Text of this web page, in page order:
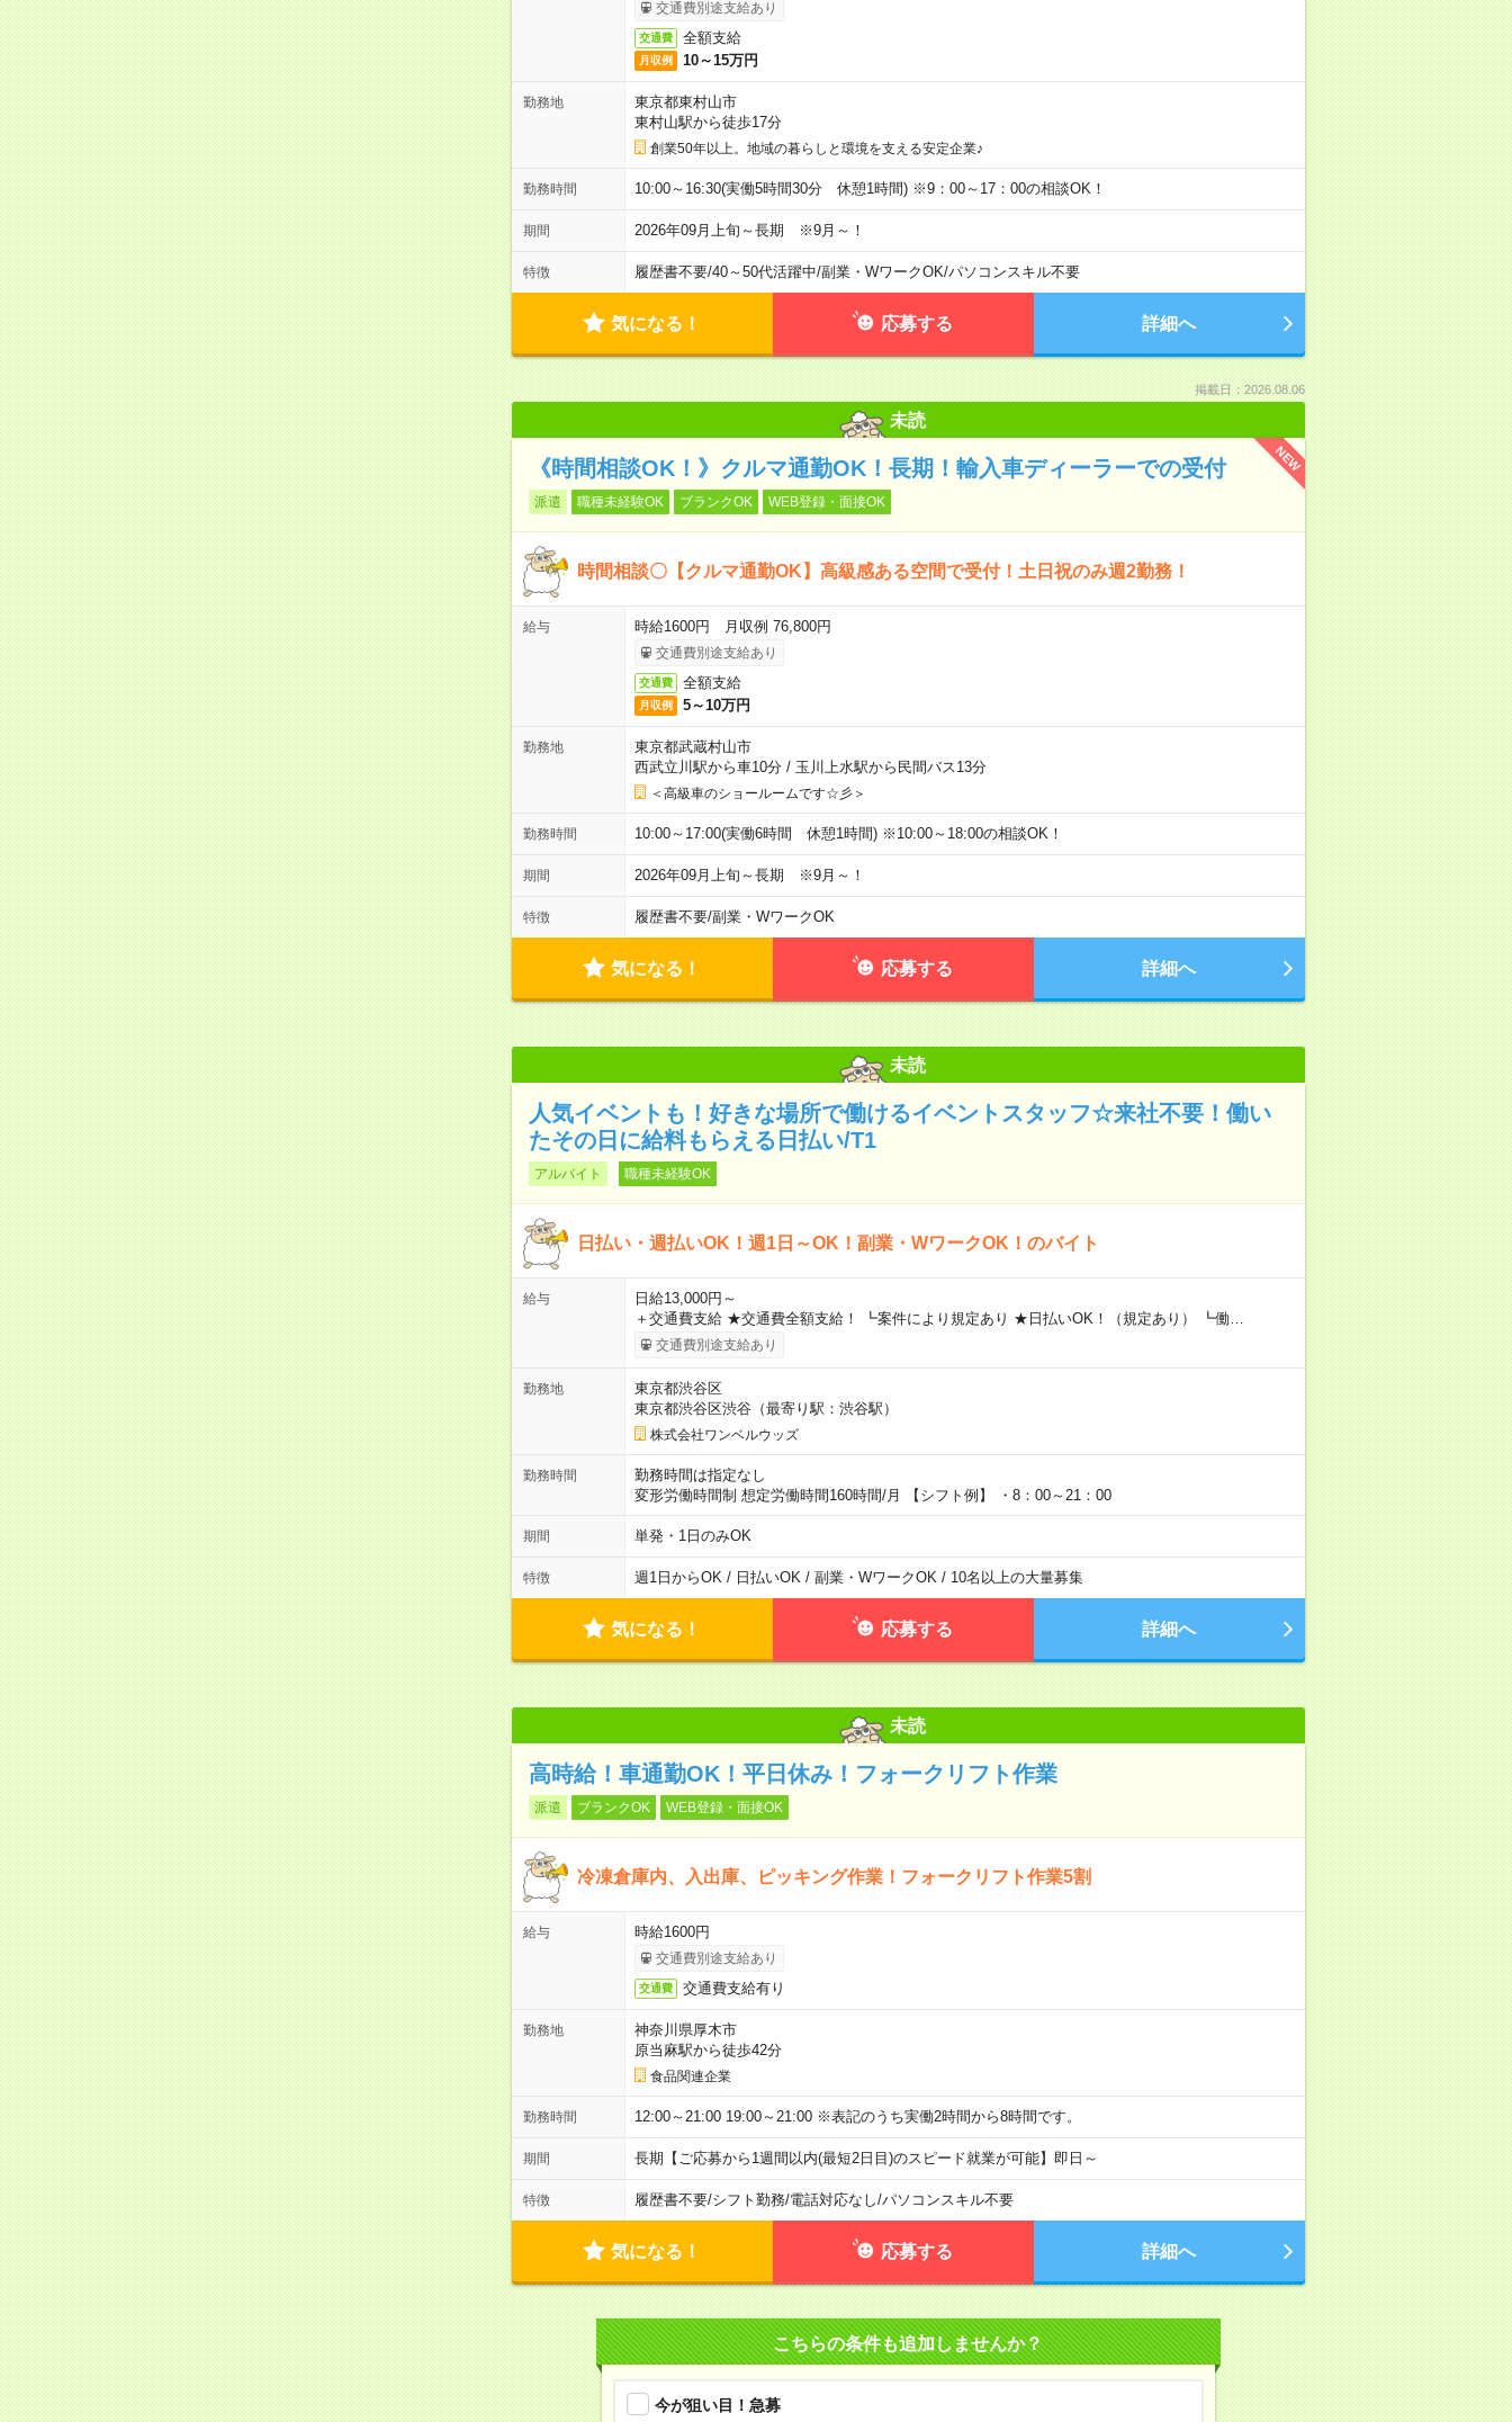
交通費別途支給あり
交通費 全額支給
月収例 10～15万円
勤務地
東京都東村山市
東村山駅から徒歩17分
創業50年以上。地域の暮らしと環境を支える安定企業♪
勤務時間 10:00～16:30(実働5時間30分 休憩1時間) ※9：00～17：00の相談OK！
期間 2026年09月上旬～長期 ※9月～！
特徴 履歴書不要/40～50代活躍中/副業・WワークOK/パソコンスキル不要
気になる！ 応募する 詳細へ
掲載日：2026.08.06
未読
NEW
《時間相談OK！》クルマ通勤OK！長期！輸入車ディーラーでの受付
派遣 職種未経験OK ブランクOK WEB登録・面接OK
時間相談〇【クルマ通勤OK】高級感ある空間で受付！土日祝のみ週2勤務！
給与 時給1600円 月収例 76,800円
交通費別途支給あり
交通費 全額支給
月収例 5～10万円
勤務地
東京都武蔵村山市
西武立川駅から車10分/ 玉川上水駅から民間バス13分
＜高級車のショールームです☆彡＞
勤務時間 10:00～17:00(実働6時間 休憩1時間) ※10:00～18:00の相談OK！
期間 2026年09月上旬～長期 ※9月～！
特徴 履歴書不要/副業・WワークOK
気になる！ 応募する 詳細へ
未読
人気イベントも！好きな場所で働けるイベントスタッフ☆来社不要！働い
たその日に給料もらえる日払い/T1
アルバイト 職種未経験OK
日払い・週払いOK！週1日～OK！副業・WワークOK！のバイト
給与
日給13,000円～
＋交通費支給 ★交通費全額支給！ ┗案件により規定あり ★日払いOK！（規定あり） ┗働…
交通費別途支給あり
勤務地
東京都渋谷区
東京都渋谷区渋谷（最寄り駅：渋谷駅）
株式会社ワンベルウッズ
勤務時間
勤務時間は指定なし
変形労働時間制 想定労働時間160時間/月 【シフト例】 ・8：00～21：00
期間 単発・1日のみOK
特徴 週1日からOK / 日払いOK / 副業・WワークOK / 10名以上の大量募集
気になる！ 応募する 詳細へ
未読
高時給！車通勤OK！平日休み！フォークリフト作業
派遣 ブランクOK WEB登録・面接OK
冷凍倉庫内、入出庫、ピッキング作業！フォークリフト作業5割
給与 時給1600円
交通費別途支給あり
交通費 交通費支給有り
勤務地
神奈川県厚木市
原当麻駅から徒歩42分
食品関連企業
勤務時間 12:00～21:00 19:00～21:00 ※表記のうち実働2時間から8時間です。
期間 長期【ご応募から1週間以内(最短2日目)のスピード就業が可能】即日～
特徴 履歴書不要/シフト勤務/電話対応なし/パソコンスキル不要
気になる！ 応募する 詳細へ
こちらの条件も追加しませんか？
今が狙い目！急募